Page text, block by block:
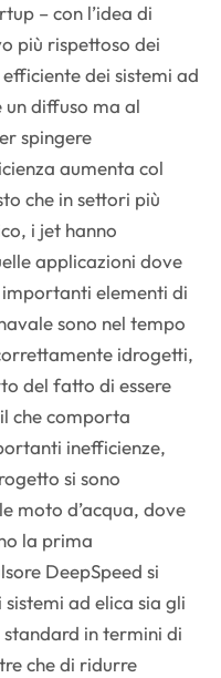
– con l’idea di
più rispettoso dei
dei sistemi ad
un diffuso ma al
spingere
aumenta col
che in settori più
i jet hanno
applicazioni dove
elementi di
sono nel tempo
idrogetti,
del fatto di essere
che comporta
inefficienze,
si sono
moto d’acqua, dove
la prima
DeepSpeed si
ad elica sia gli
in termini di
che di ridurre